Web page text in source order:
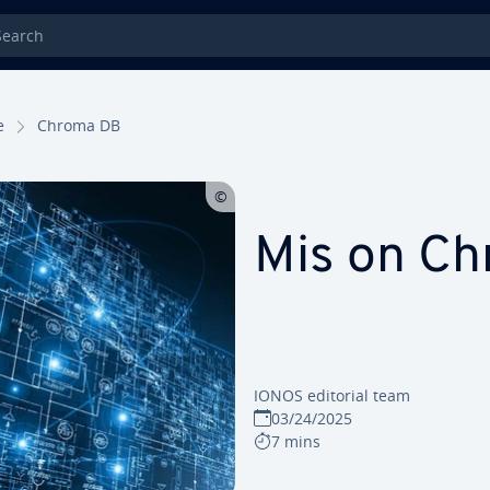
Chroma DB
Mis on
IONOS editorial team
03/24/2025
7 mins